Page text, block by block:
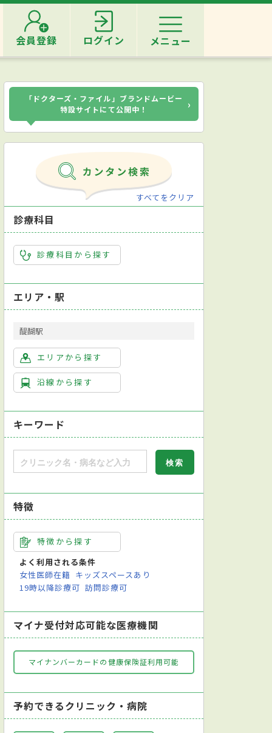
会員登録 ログイン メニュー
「ドクターズ・ファイル」ブランドムービー
特設サイトにて公開中！
›
すべてをクリア
診療科目
診療科目から探す
エリア・駅
醍醐駅
エリアから探す
沿線から探す
キーワード
特徴
特徴から探す
よく利用される条件
女性医師在籍 キッズスペースあり
19時以降診療可 訪問診療可
マイナ受付対応可能な医療機関
マイナンバーカードの健康保険証利用可能
予約できるクリニック・病院